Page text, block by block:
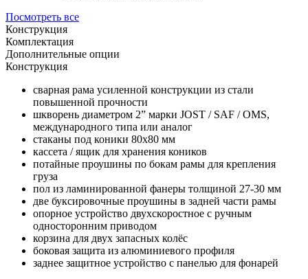
Посмотреть все
Конструкция
Комплектация
Дополнительные опции
Конструкция
сварная рама усиленной конструкции из стали
повышенной прочности
шкворень диаметром 2” марки JOST / SAF / OMS,
международного типа или аналог
стаканы под коники 80х80 мм
кассета / ящик для хранения коников
потайные проушины по бокам рамы для крепления
груза
пол из ламинированной фанеры толщиной 27-30 мм
две буксировочные проушины в задней части рамы
опорное устройство двухскоростное с ручным
односторонним приводом
корзина для двух запасных колёс
боковая защита из алюминиевого профиля
заднее защитное устройство с панелью для фонарей